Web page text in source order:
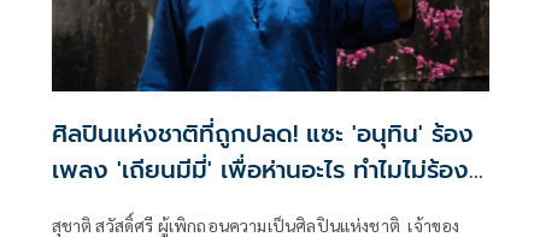
ศิลปินแห่งชาติที่ถูกปลด! แซะ 'อนุทิน' ร้อง
เพลง 'เถียนมีมี่' เพื่อห่านอะไร ทำไมไม่ร้อง
เพลงพระราชนิพนธ์
สุชาติ สวัสดิ์ศรี ผู้เพิกถอนความเป็นศิลปินแห่งชาติ เจ้าของ